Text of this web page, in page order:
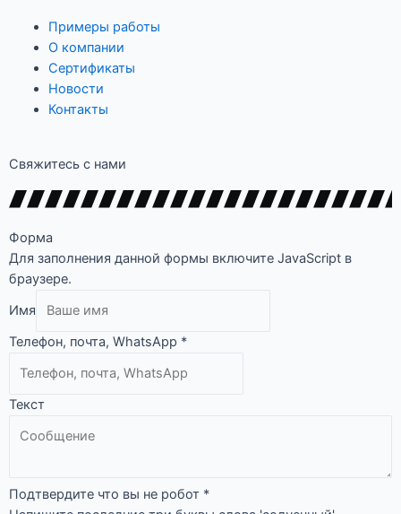
Примеры работы
О компании
Сертификаты
Новости
Контакты
Свяжитесь с нами
Форма
Для заполнения данной формы включите JavaScript в
браузере.
Имя
Телефон, почта, WhatsApp *
Текст
Подтвердите что вы не робот *